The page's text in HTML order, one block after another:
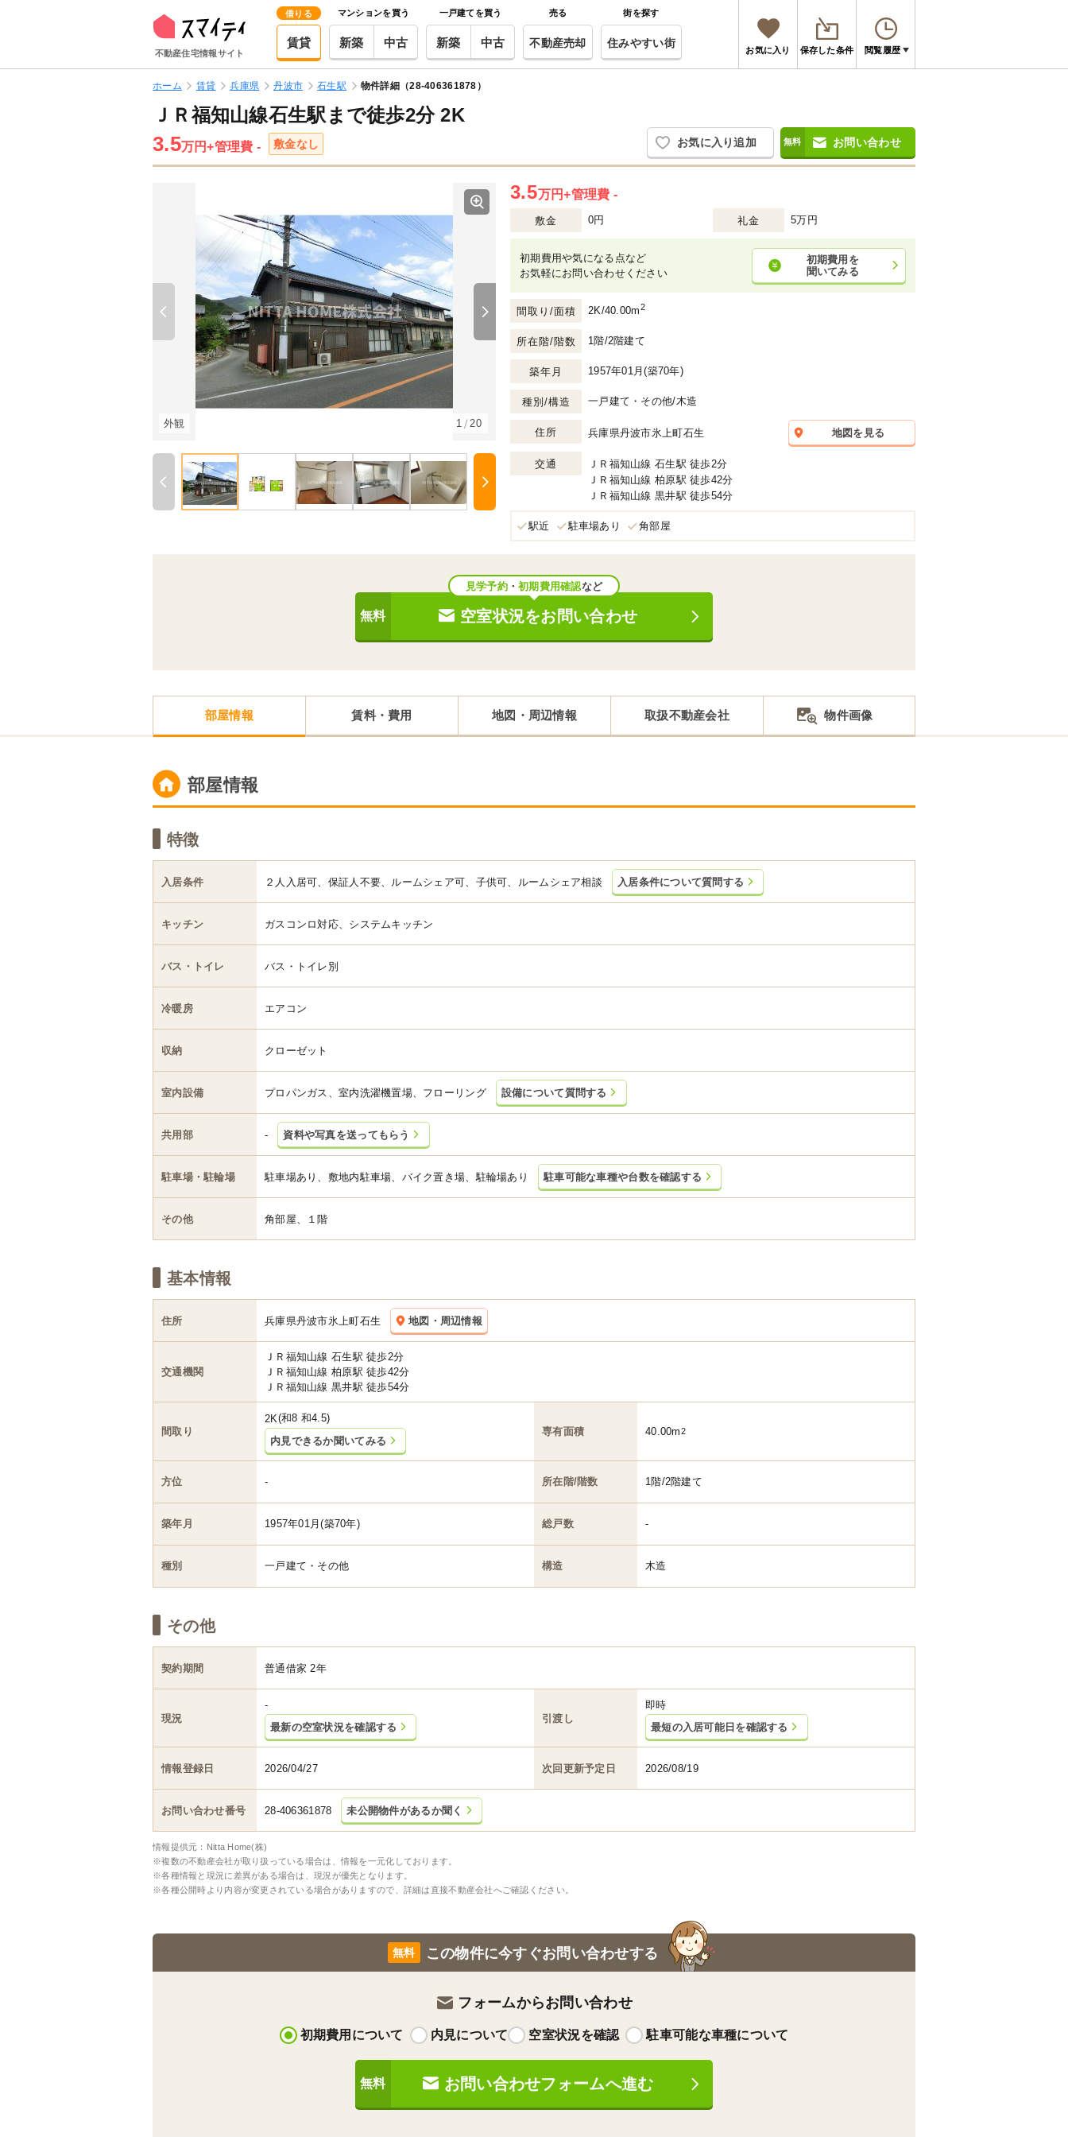
不動産住宅情報サイト
借りる
賃貸
マンションを買う
新築 中古
一戸建てを買う
新築 中古
売る
不動産売却
街を探す
住みやすい街
お気に入り 保存した条件 閲覧履歴
ホーム 賃貸 兵庫県 丹波市 石生駅 物件詳細（28-406361878）
ＪＲ福知山線石生駅まで徒歩2分 2K
3.5万円+管理費 - 敷金なし お気に入り追加 お問い合わせ
Previous Next
外観 1 20
Previous
3.5万円+管理費 -
敷金 0円 礼金 5万円
初期費用や気になる点など
お気軽にお問い合わせください
初期費用を
聞いてみる
間取り/面積 2K/40.00m2
所在階/階数 1階/2階建て
築年月 1957年01月(築70年)
種別/構造 一戸建て・その他/木造
住所 兵庫県丹波市氷上町石生 地図を見る
交通
ＪＲ福知山線 石生駅 徒歩2分
ＪＲ福知山線 柏原駅 徒歩42分
ＪＲ福知山線 黒井駅 徒歩54分
駅近 駐車場あり 角部屋
見学予約・初期費用確認など
空室状況をお問い合わせ
部屋情報 賃料・費用 地図・周辺情報 取扱不動産会社 物件画像
部屋情報
特徴
入居条件 ２人入居可、保証人不要、ルームシェア可、子供可、ルームシェア相談 入居条件について質問する
キッチン ガスコンロ対応、システムキッチン
バス・トイレ バス・トイレ別
冷暖房 エアコン
収納 クローゼット
室内設備 プロパンガス、室内洗濯機置場、フローリング 設備について質問する
共用部 - 資料や写真を送ってもらう
駐車場・駐輪場 駐車場あり、敷地内駐車場、バイク置き場、駐輪場あり 駐車可能な車種や台数を確認する
その他 角部屋、１階
基本情報
住所 兵庫県丹波市氷上町石生 地図・周辺情報
交通機関
ＪＲ福知山線 石生駅 徒歩2分
ＪＲ福知山線 柏原駅 徒歩42分
ＪＲ福知山線 黒井駅 徒歩54分
間取り
2K(和8 和4.5)
内見できるか聞いてみる
専有面積 40.00m2
方位 - 所在階/階数 1階/2階建て
築年月 1957年01月(築70年) 総戸数 -
種別 一戸建て・その他 構造 木造
その他
契約期間 普通借家 2年
現況
-
最新の空室状況を確認する
引渡し
即時
最短の入居可能日を確認する
情報登録日 2026/04/27 次回更新予定日 2026/08/19
お問い合わせ番号 28-406361878 未公開物件があるか聞く
情報提供元：Nitta Home(株)
※複数の不動産会社が取り扱っている場合は、情報を一元化しております。
※各種情報と現況に差異がある場合は、現況が優先となります。
※各種公開時より内容が変更されている場合がありますので、詳細は直接不動産会社へご確認ください。
この物件に今すぐお問い合わせする
フォームからお問い合わせ
初期費用について 内見について 空室状況を確認 駐車可能な車種について
お問い合わせフォームへ進む